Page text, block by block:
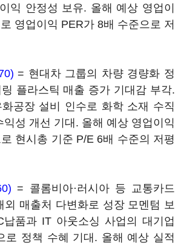
익 안정성 보유. 올해 예상 영업이
영업이익 PER가 8배 수준으로 저
= 현대차 그룹의 차량 경량화 정
플라스틱 매출 증가 기대감 부각.
공장 설비 인수로 화학 소재 수직
익성 개선 기대. 올해 예상 영업이익
현시총 기준 P/E 6배 수준의 저평
= 콜롬비아·러시아 등 교통카드
외 매출처 다변화로 성장 모멘텀 보
납품과 IT 아웃소싱 사업의 대기업
로 정책 수혜 기대. 올해 예상 실적